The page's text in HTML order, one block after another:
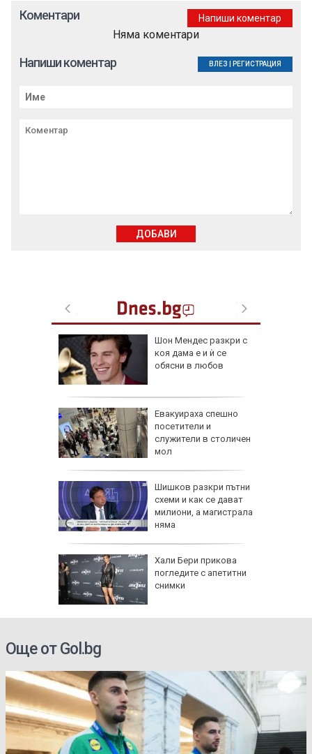
Шон Мендес разкри с
коя дама е и ѝ се
обясни в любов
Евакуираха спешно
посетители и
служители в столичен
мол
Шишков разкри пътни
схеми и как се дават
милиони, а магистрала
няма
Хали Бери прикова
погледите с апетитни
снимки
Коментари Напиши коментар
Няма коментари
Напиши коментар ВЛЕЗ РЕГИСТРАЦИЯ
ДОБАВИ
Още от Gol.bg